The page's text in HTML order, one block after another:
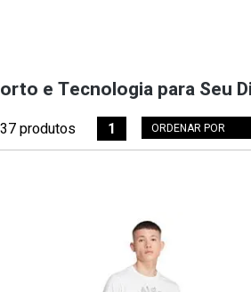
e Tecnologia para Seu
37 produtos 1 ORDENAR POR
Melhores
A - Z
Z - A